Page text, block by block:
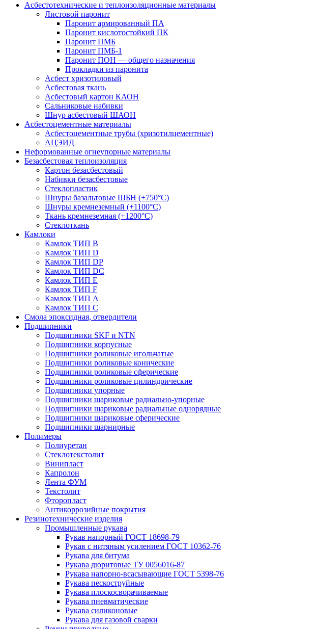
Асбестотехнические и теплоизоляционные материалы
Листовой паронит
Паронит армированный ПА
Паронит кислотостойкий ПК
Паронит ПМБ
Паронит ПМБ-1
Паронит ПОН — общего назначения
Прокладки из паронита
Асбест хризотиловый
Асбестовая ткань
Асбестовый картон КАОН
Сальниковые набивки
Шнур асбестовый ШАОН
Асбестоцементные материалы
Асбестоцементные трубы (хризотилцементные)
АЦЭИД
Неформованные огнеупорные материалы
Безасбестовая теплоизоляция
Картон безасбестовый
Набивки безасбестовые
Стеклопластик
Шнуры базальтовые ШБН (+750°С)
Шнуры кремнеземный (+1100°С)
Ткань кремнеземная (+1200°С)
Стеклоткань
Камлоки
Камлок ТИП B
Камлок ТИП D
Камлок ТИП DP
Камлок ТИП DС
Камлок ТИП E
Камлок ТИП F
Камлок ТИП А
Камлок ТИП С
Смола эпоксидная, отвердители
Подшипники
Подшипники SKF и NTN
Подшипники корпусные
Подшипники роликовые игольчатые
Подшипники роликовые конические
Подшипники роликовые сферические
Подшипники роликовые цилиндрические
Подшипники упорные
Подшипники шариковые радиально-упорные
Подшипники шариковые радиальные однорядные
Подшипники шариковые сферические
Подшипники шарнирные
Полимеры
Полиуретан
Стеклотекстолит
Винипласт
Капролон
Лента ФУМ
Текстолит
Фторопласт
Антикоррозийные покрытия
Резинотехнические изделия
Промышленные рукава
Рукав напорный ГОСТ 18698-79
Рукав с нитяным усилением ГОСТ 10362-76
Рукава для битума
Рукава дюритовые ТУ 0056016-87
Рукава напорно-всасывающие ГОСТ 5398-76
Рукава пескоструйные
Рукава плоскосворачиваемые
Рукава пневматические
Рукава силиконовые
Рукава для газовой сварки